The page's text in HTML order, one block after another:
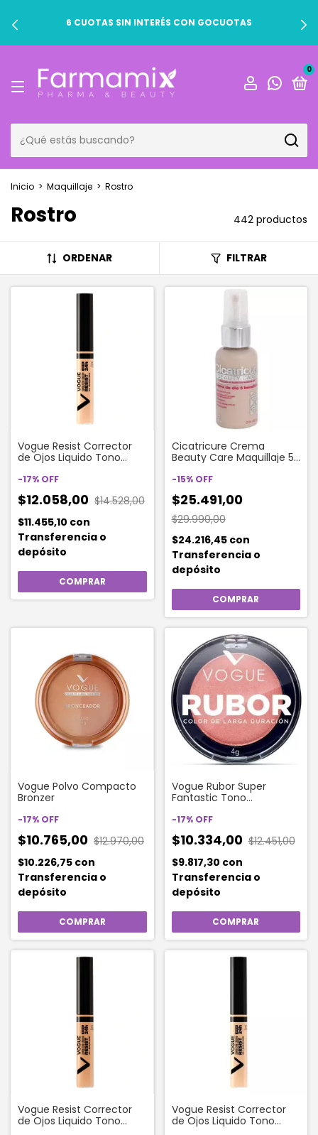
6 CUOTAS SIN INTERÉS CON GOCUOTAS
0
Inicio > Maquillaje > Rostro
Rostro 442 productos
ORDENAR FILTRAR
Vogue Resist Corrector
de Ojos Liquido Tono
-17% OFF
$12.058,00 $14.528,00
$11.455,10 con
Transferencia o
depósito
Cicatricure Crema
Beauty Care Maquillaje 50
-15% OFF
$25.491,00
$29.990,00
$24.216,45 con
Transferencia o
depósito
Vogue Polvo Compacto
Bronzer
-17% OFF
$10.765,00 $12.970,00
$10.226,75 con
Transferencia o
depósito
Vogue Rubor Super
Fantastic Tono
-17% OFF
$10.334,00 $12.451,00
$9.817,30 con
Transferencia o
depósito
Vogue Resist Corrector
de Ojos Liquido Tono
Vogue Resist Corrector
de Ojos Liquido Tono